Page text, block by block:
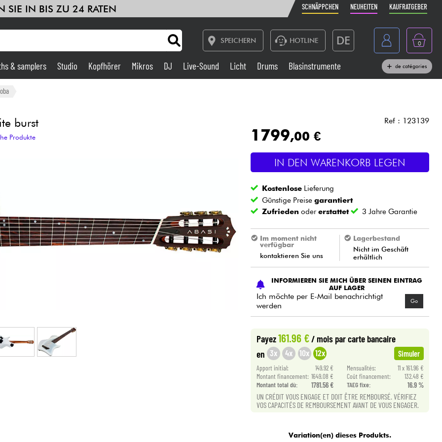
SIE IN BIS ZU 24 RATEN SCHNÄPPCHEN NEUHEITEN KAUFRATGEBER
SPEICHERN HOTLINE DE
Belgique
Nederland
0
Live-Sound
Blasinstrumente
Kabel & Zubehöre
Bundle
Sehen Sie sich unsere Marken an
& samplers Studio Kopfhörer Mikros DJ Live-Sound Licht Drums Blasinstrumente de catégories
burst
Produkte
Ref : 123139
1799,00 €
IN DEN WARENKORB LEGEN
Kostenlose Lieferung
Günstige Preisegarantiert
Zufrieden odererstattet 3 Jahre Garantie
Im moment nicht
verfügbar
kontaktieren Sie uns
Lagerbestand
Nicht im Geschäft
erhältlich
INFORMIEREN SIE MICH ÜBER SEINEN EINTRAG
AUF LAGER
Ich möchte per E-Mail benachrichtigt
werden
Go
Payez161.96 €/ mois par carte bancaire
en 3x 4x 10x 12x Simuler
Apport initial: 149.92 € Mensualités:
11 x 161.96 €
Montant financement: 1649.08 € Coût financement:
132.48 €
Montant total dù:
1781.56 € TAEG fixe: 16.9 %
UN CRÉDIT VOUS ENGAGE ET DOIT ÊTRE REMBOURSÉ. VÉRIFIEZ
VOS CAPACITÉS DE REMBOURSEMENT AVANT DE VOUS ENGAGER.
Variation(en) dieses Produkts.